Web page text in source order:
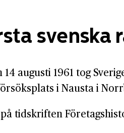
svenska
14 augusti 1961 tog
i Nausta i
tidskriften